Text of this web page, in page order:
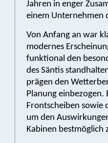
Jahren in enger
einem Unternehmen
Von Anfang an war
modernes
funktional den
des Säntis
prägen den
Planung einbezogen.
Frontscheiben sowie
um den
Kabinen bestmöglich